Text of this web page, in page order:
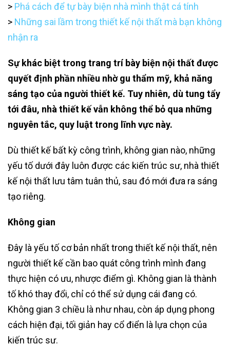
> Phá cách để tự bày biện nhà mình thật cá tính
> Những sai lầm trong thiết kế nội thất mà bạn không
nhận ra
Sự khác biệt trong trang trí bày biện nội thất được
quyết định phần nhiều nhờ gu thẩm mỹ, khả năng
sáng tạo của người thiết kế. Tuy nhiên, dù tung tẩy
tới đâu, nhà thiết kế vẫn không thể bỏ qua những
nguyên tắc, quy luật trong lĩnh vực này.
Dù thiết kế bất kỳ công trình, không gian nào, những
yếu tố dưới đây luôn được các kiến trúc sư, nhà thiết
kế nội thất lưu tâm tuân thủ, sau đó mới đưa ra sáng
tạo riêng.
Không gian
Đây là yếu tố cơ bản nhất trong thiết kế nội thất, nên
người thiết kế cần bao quát công trình mình đang
thực hiện có ưu, nhược điểm gì. Không gian là thành
tố khó thay đổi, chỉ có thể sử dụng cái đang có.
Không gian 3 chiều là như nhau, còn áp dụng phong
cách hiện đại, tối giản hay cổ điển là lựa chọn của
kiến trúc sư.